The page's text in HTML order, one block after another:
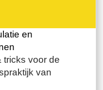
tricks voor de
van